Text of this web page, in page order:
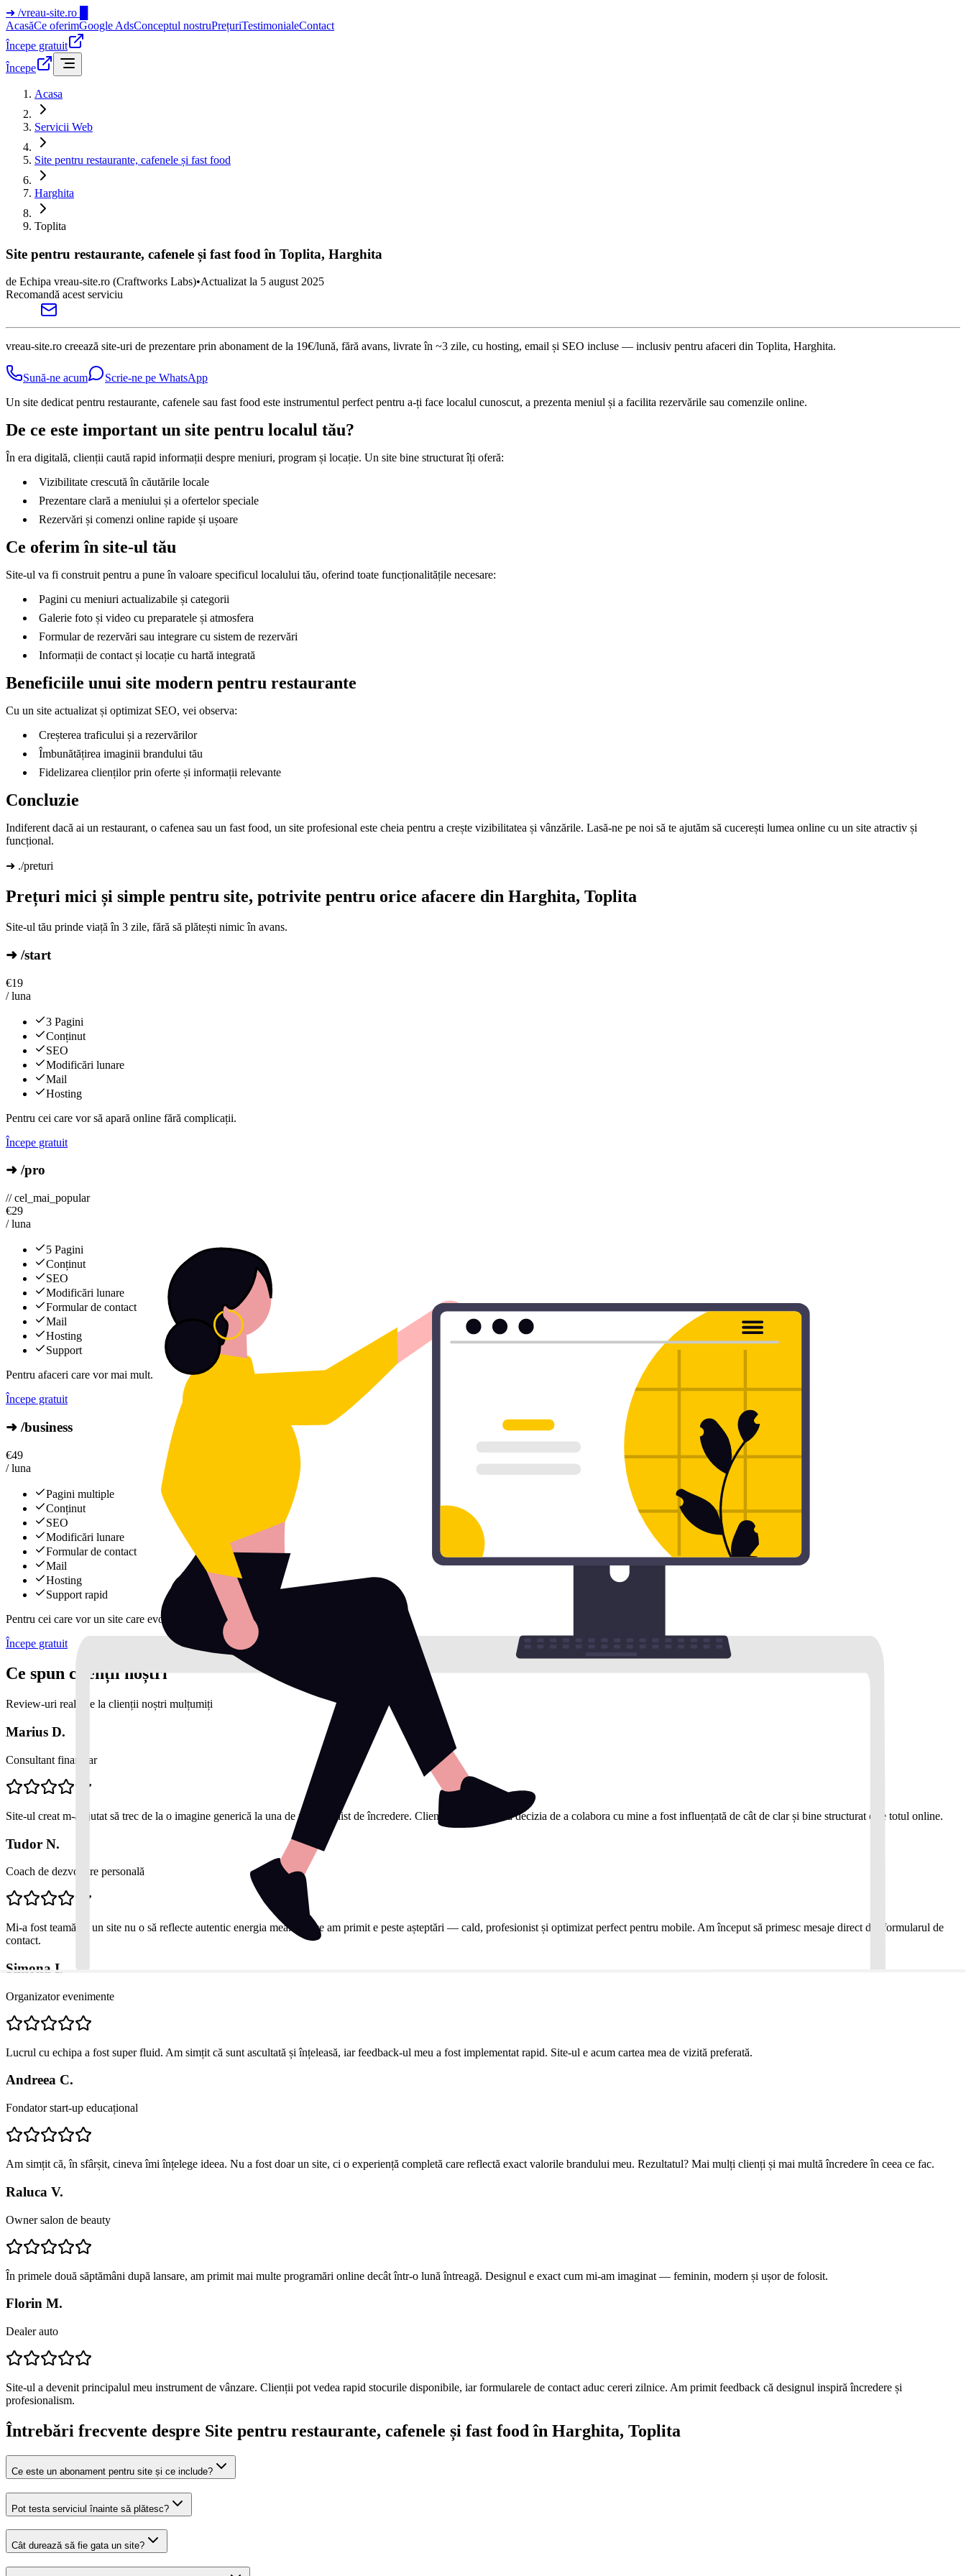
➜ /vreau-site.ro
AcasăCe oferimGoogle AdsConceptul nostruPrețuriTestimonialeContact
Începe gratuit
Începe
Acasa
Servicii Web
Site pentru restaurante, cafenele și fast food
Harghita
Toplita
Site pentru restaurante, cafenele și fast food în Toplita, Harghita
de Echipa vreau-site.ro (Craftworks Labs)•Actualizat la 5 august 2025
Recomandă acest serviciu
vreau-site.ro creează site-uri de prezentare prin abonament de la 19€/lună, fără avans, livrate în ~3 zile, cu hosting, email și SEO incluse — inclusiv pentru afaceri din Toplita, Harghita.
Sună-ne acum
Scrie-ne pe WhatsApp
Un site dedicat pentru restaurante, cafenele sau fast food este instrumentul perfect pentru a-ți face localul cunoscut, a prezenta meniul și a facilita rezervările sau comenzile online.
De ce este important un site pentru localul tău?
În era digitală, clienții caută rapid informații despre meniuri, program și locație. Un site bine structurat îți oferă:
Vizibilitate crescută în căutările locale
Prezentare clară a meniului și a ofertelor speciale
Rezervări și comenzi online rapide și ușoare
Ce oferim în site-ul tău
Site-ul va fi construit pentru a pune în valoare specificul localului tău, oferind toate funcționalitățile necesare:
Pagini cu meniuri actualizabile și categorii
Galerie foto și video cu preparatele și atmosfera
Formular de rezervări sau integrare cu sistem de rezervări
Informații de contact și locație cu hartă integrată
Beneficiile unui site modern pentru restaurante
Cu un site actualizat și optimizat SEO, vei observa:
Creșterea traficului și a rezervărilor
Îmbunătățirea imaginii brandului tău
Fidelizarea clienților prin oferte și informații relevante
Concluzie
Indiferent dacă ai un restaurant, o cafenea sau un fast food, un site profesional este cheia pentru a crește vizibilitatea și vânzările. Lasă-ne pe noi să te ajutăm să cucerești lumea online cu un site atractiv și
funcțional.
➜ ./preturi
Prețuri mici și simple pentru site, potrivite pentru orice afacere din Harghita, Toplita
Site-ul tău prinde viață în 3 zile, fără să plătești nimic în avans.
➜ /start
€19
/ luna
3 Pagini
Conținut
SEO
Modificări lunare
Mail
Hosting
Pentru cei care vor să apară online fără complicații.
Începe gratuit
➜ /pro
// cel_mai_popular
€29
/ luna
5 Pagini
Conținut
SEO
Modificări lunare
Formular de contact
Mail
Hosting
Support
Pentru afaceri care vor mai mult.
Începe gratuit
➜ /business
€49
/ luna
Pagini multiple
Conținut
SEO
Modificări lunare
Formular de contact
Mail
Hosting
Support rapid
Pentru cei care vor un site care evoluează constant.
Începe gratuit
Ce spun clienții noștri
Review-uri reale de la clienții noștri mulțumiți
Marius D.
Consultant financiar
Site-ul creat m-a ajutat să trec de la o imagine generică la una de profesionist de încredere. Clienții mi-au spus că decizia de a colabora cu mine a fost influențată de cât de clar și bine structurat este totul online.
Tudor N.
Coach de dezvoltare personală
Mi-a fost teamă că un site nu o să reflecte autentic energia mea. Dar ce am primit e peste așteptări — cald, profesionist și optimizat perfect pentru mobile. Am început să primesc mesaje direct din formularul de
contact.
Simona I.
Organizator evenimente
Lucrul cu echipa a fost super fluid. Am simțit că sunt ascultată și înțeleasă, iar feedback-ul meu a fost implementat rapid. Site-ul e acum cartea mea de vizită preferată.
Andreea C.
Fondator start-up educațional
Am simțit că, în sfârșit, cineva îmi înțelege ideea. Nu a fost doar un site, ci o experiență completă care reflectă exact valorile brandului meu. Rezultatul? Mai mulți clienți și mai multă încredere în ceea ce fac.
Raluca V.
Owner salon de beauty
În primele două săptămâni după lansare, am primit mai multe programări online decât într-o lună întreagă. Designul e exact cum mi-am imaginat — feminin, modern și ușor de folosit.
Florin M.
Dealer auto
Site-ul a devenit principalul meu instrument de vânzare. Clienții pot vedea rapid stocurile disponibile, iar formularele de contact aduc cereri zilnice. Am primit feedback că designul inspiră încredere și
profesionalism.
Întrebări frecvente despre Site pentru restaurante, cafenele și fast food în Harghita, Toplita
Ce este un abonament pentru site și ce include?
Pot testa serviciul înainte să plătesc?
Cât durează să fie gata un site?